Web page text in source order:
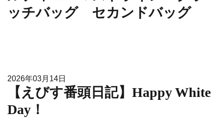
ッチバッグ セカンドバッグ
2026年03月14日
【えびす番頭日記】Happy White
Day！